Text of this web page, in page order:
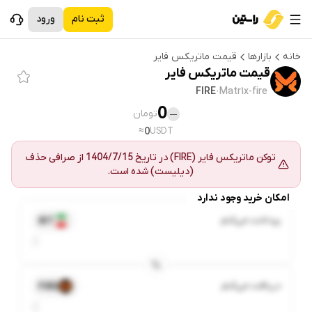
ثبت نام ورود
خانه بازارها قیمت ماتریکس فایر
قیمتماتریکس فایر
Matr1x-fire
·
FIRE
—
0تومان
USDT
0
≈
توکن ماتریکس فایر (
FIRE) در تاریخ 1404/7/15 از صرافی حذف
(دیلیست) شده است.
امکان خرید وجود ندارد
پرداخت می‌کنم
IRT
دریافت می‌کنم FIRE